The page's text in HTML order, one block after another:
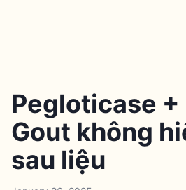
Pegloticase +
Gout không
sau liệu